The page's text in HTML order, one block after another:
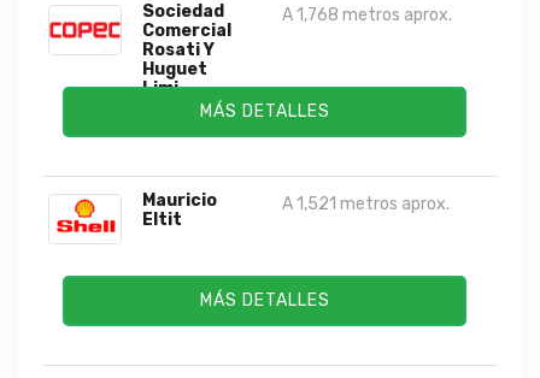
Sociedad
Comercial
Rosati Y
Huguet
Limi...
A 1,768 metros aprox.
MÁS DETALLES
Mauricio
Eltit
A 1,521 metros aprox.
MÁS DETALLES